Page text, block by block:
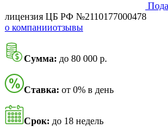
лицензия ЦБ РФ №2110177000478
о компанииотзывы
Сумма: до 80 000 р.
Ставка: от 0% в день
Срок: до 18 недель